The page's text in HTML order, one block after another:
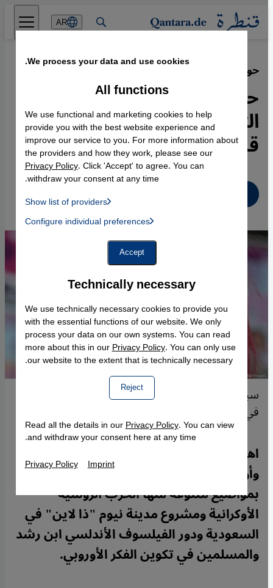
Direkt zum Inhalt springen
AR
حوار الثقافات بدلا من "حوار القباحات"·
10.01.2023
حصاد 2022: ما أبرز المقالات
التي حظيت باهتمام قراء
قنطرة؟
سبدة إيرانية تظهر تضامنها مع الاحتجاجات الشعبية
في إيران ضد نظام الملالي
اهتم قراء موقع قنطرة للحوار بين ألمانيا
وأوروبا والعالم الإسلامي خلال عام 2022
بمواضيع متنوعة منها الحرب الروسية
الأوكرانية ومشروع مدينة نيوم "ذا لاين" في
السعودية ودور الفيلسوف الأندلسي ابن رشد
والمسلمين في تكوين الفكر الأوروبي.
We process your data and use cookies.
Technically necessary
We use technically necessary cookies to provide you
with the essential functions of our website. We only
process your data on our own systems. You can read
more about this in ourPrivacy Policy. You can only use
our website to the extent that is technically necessary.
Reject
All functions
We use functional and marketing cookies to help
provide you with the best website experience and
improve our service to you. For more information about
the providers and how they work, please see our
Privacy Policy. Click 'Accept' to agree. You can
withdraw your consent at any time.
Show list of providers
Instagram Embed, Twitter Embed, Youtube Embed
Facebook Embed / Facebook Connect
Google Maps Embed
Configure individual preferences
Accept
Read all the details in ourPrivacy Policy. You can view
and withdraw your consent here at any time.
Privacy Policy Imprint